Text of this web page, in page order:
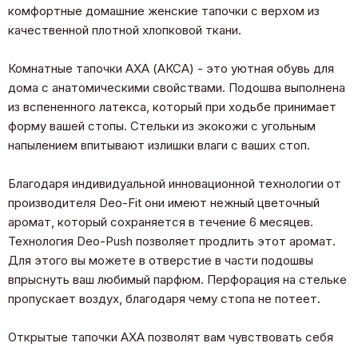
комфортные домашние женские тапочки с верхом из
качественной плотной хлопковой ткани.
Комнатные тапочки AXA (АКСА) - это уютная обувь для
дома с анатомическими свойствами. Подошва выполнена
из вспененного латекса, который при ходьбе принимает
форму вашей стопы. Стельки из экокожи с угольным
напылением впитывают излишки влаги с ваших стоп.
Благодаря индивидуальной инновационной технологии от
производителя Deo-Fit они имеют нежный цветочный
аромат, который сохраняется в течение 6 месяцев.
Технология Deo-Push позволяет продлить этот аромат.
Для этого вы можете в отверстие в части подошвы
впрыснуть ваш любимый парфюм. Перфорация на стельке
пропускает воздух, благодаря чему стопа не потеет.
Открытые тапочки АХА позволят вам чувствовать себя